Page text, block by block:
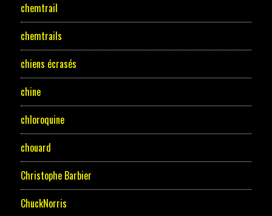
chemtrail
chemtrails
chiens écrasés
chine
chloroquine
chouard
Christophe Barbier
ChuckNorris